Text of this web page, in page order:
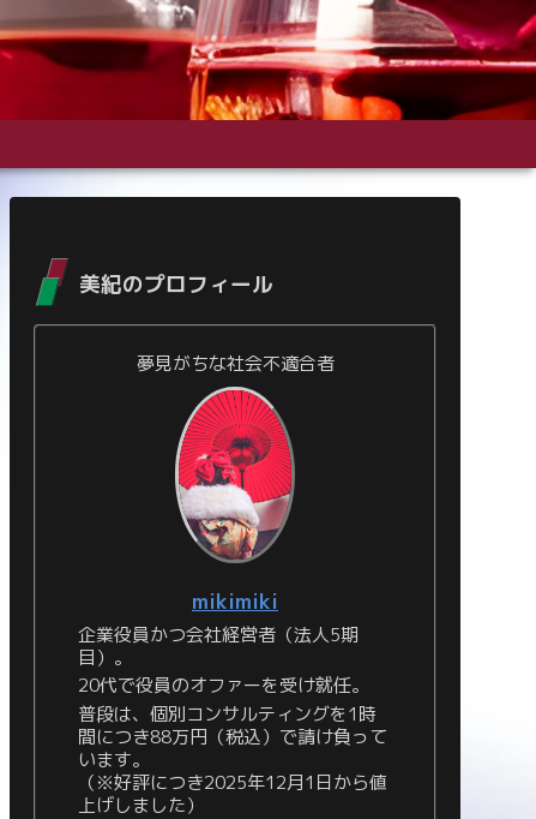
美紀のプロフィール
夢見がちな社会不適合者
mikimiki
企業役員かつ会社経営者（法人5期
目）。
20代で役員のオファーを受け就任。
普段は、個別コンサルティングを1時
間につき88万円（税込）で請け負って
います。
（※好評につき2025年12月1日から値
上げしました）